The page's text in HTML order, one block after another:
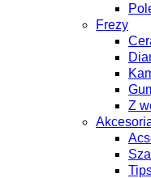
Frezy
Z